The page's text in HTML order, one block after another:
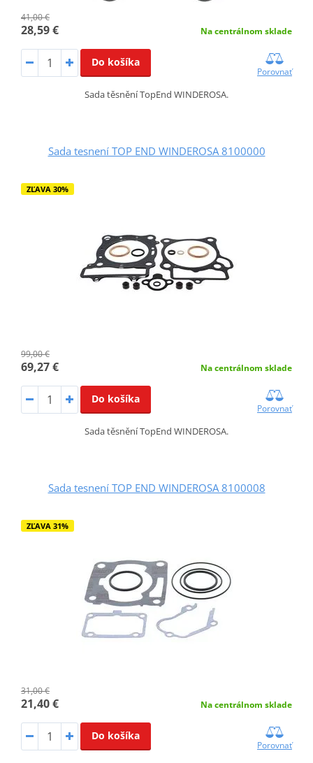
41,00 €
28,59 € Na centrálnom sklade
Do košíka
Porovnať
Sada těsnění TopEnd WINDEROSA.
Sada tesnení TOP END WINDEROSA 8100000
ZĽAVA 30%
99,00 €
69,27 € Na centrálnom sklade
Do košíka
Porovnať
Sada těsnění TopEnd WINDEROSA.
Sada tesnení TOP END WINDEROSA 8100008
ZĽAVA 31%
31,00 €
21,40 € Na centrálnom sklade
Do košíka
Porovnať